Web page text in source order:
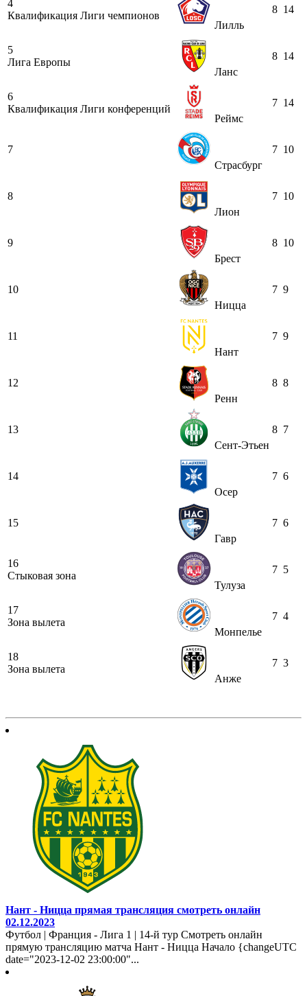
4
Квалификация Лиги чемпионов
Лилль
8 14
5
Лига Европы
Ланс
8 14
6
Квалификация Лиги конференций
Реймс
7 14
7
Страсбург
7 10
8
Лион
7 10
9
Брест
8 10
10
Ницца
7 9
11
Нант
7 9
12
Ренн
8 8
13
Сент-Этьен
8 7
14
Осер
7 6
15
Гавр
7 6
16
Стыковая зона
Тулуза
7 5
17
Зона вылета
Монпелье
7 4
18
Зона вылета
Анже
7 3
Нант - Ницца прямая трансляция смотреть онлайн
02.12.2023
Футбол | Франция - Лига 1 | 14-й тур Смотреть онлайн
прямую трансляцию матча Нант - Ницца Начало {changeUTC
date="2023-12-02 23:00:00"...